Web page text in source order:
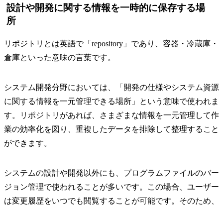
設計や開発に関する情報を一時的に保存する場
所
リポジトリとは英語で「repository」であり、容器・冷蔵庫・
倉庫といった意味の言葉です。
システム開発分野においては、「開発の仕様やシステム資源
に関する情報を一元管理できる場所」という意味で使われま
す。リポジトリがあれば、さまざまな情報を一元管理して作
業の効率化を図り、重複したデータを排除して整理すること
ができます。
システムの設計や開発以外にも、プログラムファイルのバー
ジョン管理で使われることが多いです。この場合、ユーザー
は変更履歴をいつでも閲覧することが可能です。そのため、